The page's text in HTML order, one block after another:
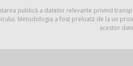
publică a datelor relevante privind
Metodologia a fost preluată de la un
acestor